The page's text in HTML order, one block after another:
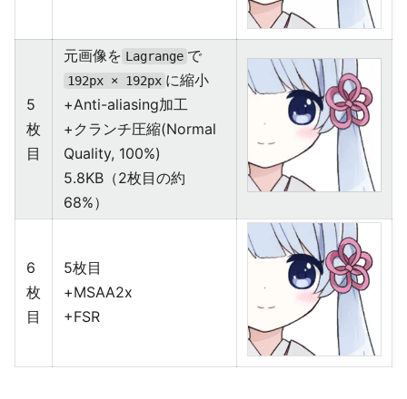
5
枚
目
元画像を Lagrange で
192px × 192px に縮小
+Anti-aliasing加工
+クランチ圧縮(Normal
Quality, 100%)
5.8KB（2枚目の約
68%）
6
枚
目
5枚目
+MSAA2x
+FSR